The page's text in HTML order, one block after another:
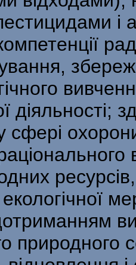
і
діяльнос­ті;
сфері
ресурсів,
природного